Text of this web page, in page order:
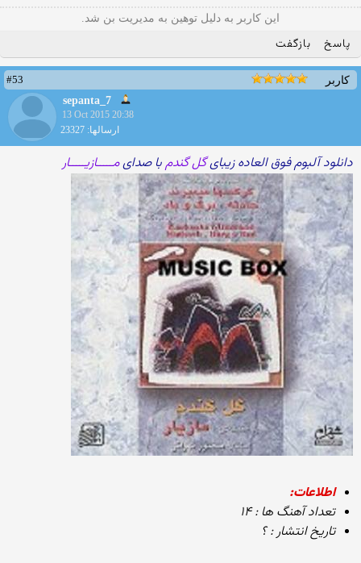
این کاربر به دلیل توهین به مدیریت بن شد.
پاسخ بازگفت
کاربر
#53
sepanta_7
13 Oct 2015 20:38
ارسالها: 23327
دانلود آلبوم فوق العاده زیبایگل گندمبا صدایمـــــازیـــــار
اطلاعات:
تعداد آهنگ ها : ۱۴
تاریخ انتشار : ؟